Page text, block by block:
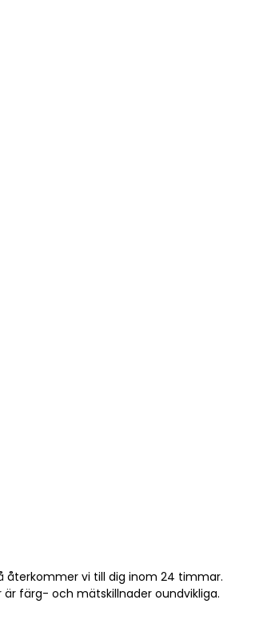
återkommer vi till dig inom 24 timmar.
färg- och mätskillnader oundvikliga.